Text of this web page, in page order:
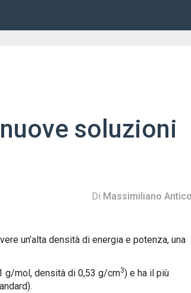
soluzioni
Di Massimiliano
un’alta densità di energia e potenza, una
g/mol, densità di 0,53 g/cm3) e ha il più